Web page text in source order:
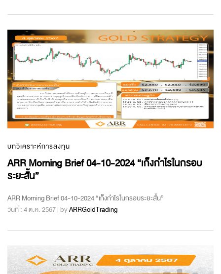
บทวิเคราะห์การลงทุน
ARR Morning Brief 04-10-2024 “เก็งกำไรในกรอบ
ระยะสั้น”
ARR Morning Brief 04-10-2024 “เก็งกำไรในกรอบระยะสั้น”
วันที่ : 4 ต.ค. 2567 | byARRGoldTrading